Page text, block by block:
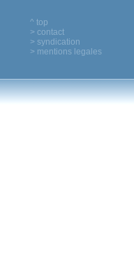
^ top
> contact
> syndication
> mentions legales